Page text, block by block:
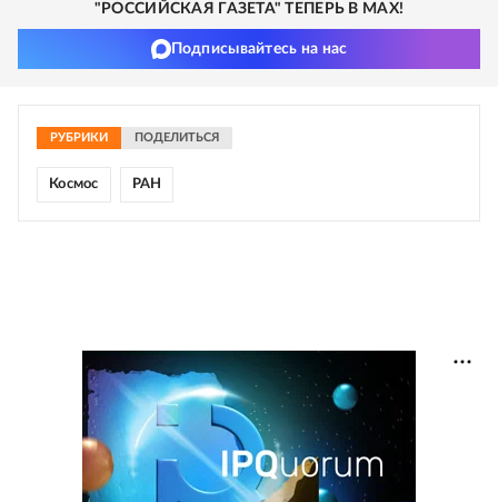
"РОССИЙСКАЯ ГАЗЕТА" ТЕПЕРЬ В MAX!
Подписывайтесь на нас
РУБРИКИ ПОДЕЛИТЬСЯ
Космос РАН